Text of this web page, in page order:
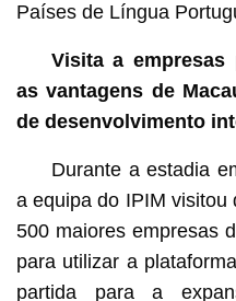
Países de Língua
Visita a empresas
as vantagens de
de desenvolvimento
Durante a estadia
a equipa do IPIM visitou
500 maiores empresas
para utilizar a
partida para a